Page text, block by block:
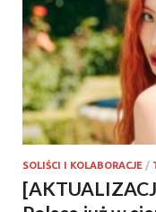
SOLIŚCI I KOLABORACJE /